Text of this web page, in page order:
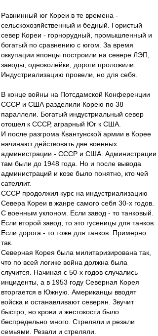
Равнинный юг Кореи в те времена -
сельскохозяйственный и бедный. Гористый
север Кореи - горнорудный, промышленный и
богатый по сравнению с югом. За время
оккупации японцы построили на севере ЛЭП,
заводы, одноколейки, дороги проложили.
Индустриализацию провели, но для себя.
В конце войны на Потсдамской Конференции
СССР и США разделили Корею по 38
параллели. Богатый индустриальный север
отошел к СССР, аграрный Юг к США.
И после разгрома Квантунской армии в Корее
начинают действовать две военных
администрации - СССР и США. Администрации
там были до 1948 года. Но и после вывода
администраций и козе было понятно, кто чей
сателлит.
СССР продолжил курс на индустриализацию
Севера Кореи в жанре самого себя 30-х годов.
С военным уклоном. Если завод - то танковый.
Если второй завод, то это гусеницы для танков.
Если дорога - то тоже для танков. Примерно
так.
Северная Корея была милитаризирована так,
что по всей логике война должна была
случится. Начиная с 50-х годов случались
инциденты, а в 1953 году Северная Корея
вторгается в Южную. Американцы вводят
войска и останавливают северян. Звучит
быстро, но крови и жестокости было
беспредельно много. Стреляли и резали
семьями. Резали и стреляли.